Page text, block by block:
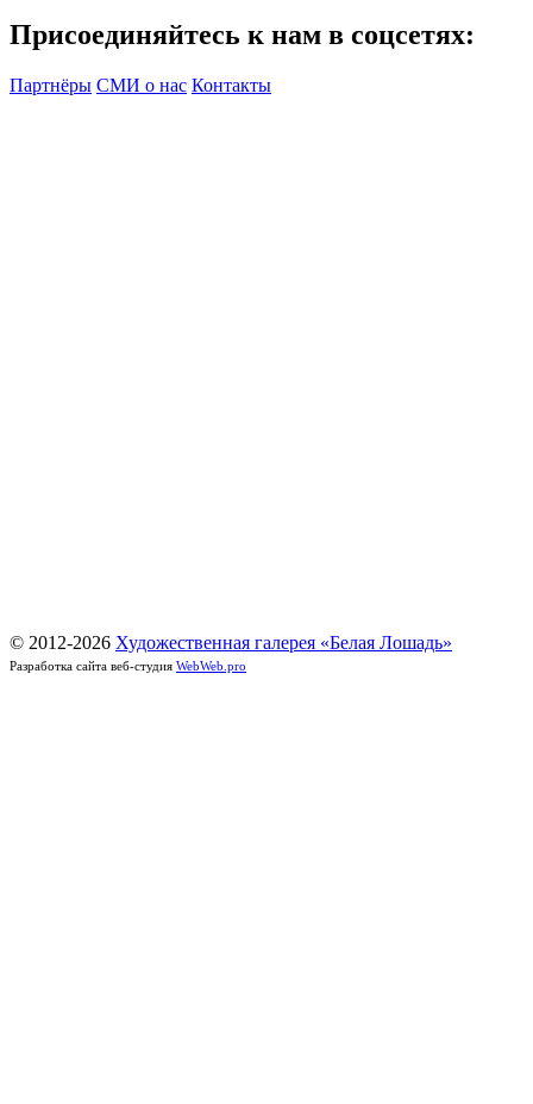
Присоединяйтесь к нам в соцсетях:
Партнёры СМИ о нас Контакты
© 2012-2026 Художественная галерея «Белая Лошадь»
Разработка сайта веб-студия WebWeb.pro